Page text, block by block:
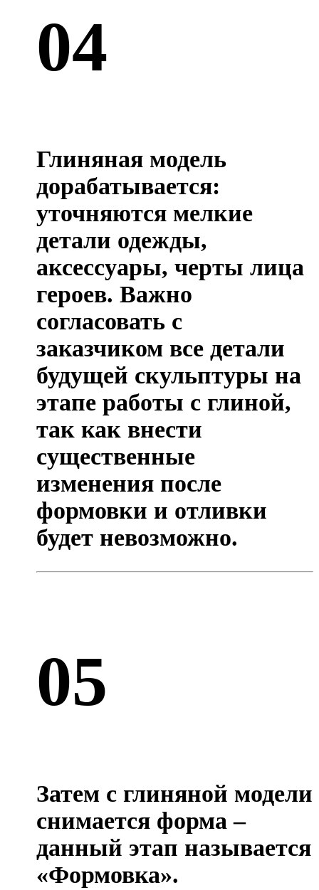
04
Глиняная модель
дорабатывается:
уточняются мелкие
детали одежды,
аксессуары, черты лица
героев. Важно
согласовать с
заказчиком все детали
будущей скульптуры на
этапе работы с глиной,
так как внести
существенные
изменения после
формовки и отливки
будет невозможно.
05
Затем с глиняной модели
снимается форма –
данный этап называется
«Формовка».